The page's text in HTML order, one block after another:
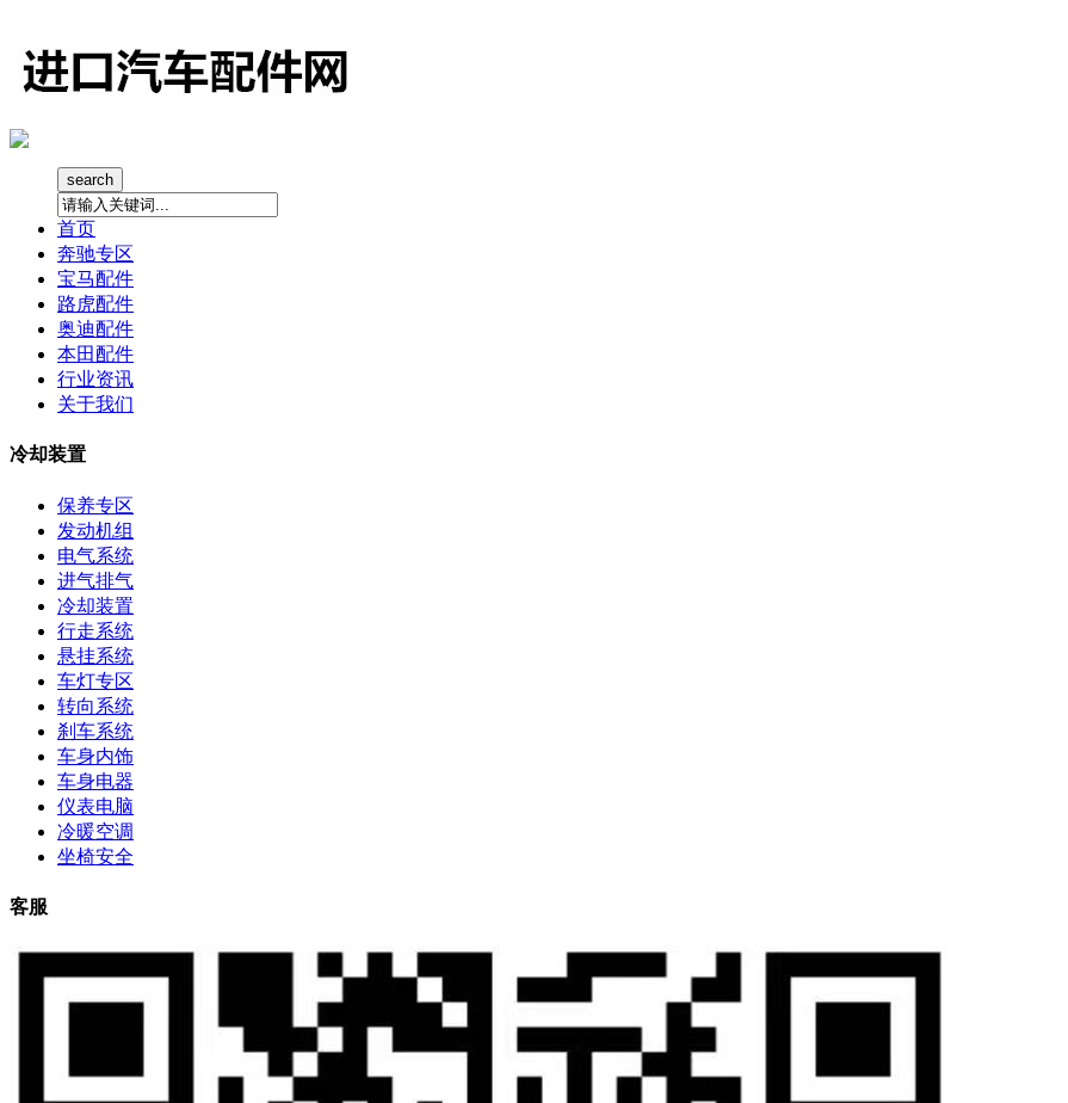
search
首页
奔驰专区
宝马配件
路虎配件
奥迪配件
本田配件
行业资讯
关于我们
冷却装置
保养专区
发动机组
电气系统
进气排气
冷却装置
行走系统
悬挂系统
车灯专区
转向系统
刹车系统
车身内饰
车身电器
仪表电脑
冷暖空调
坐椅安全
客服